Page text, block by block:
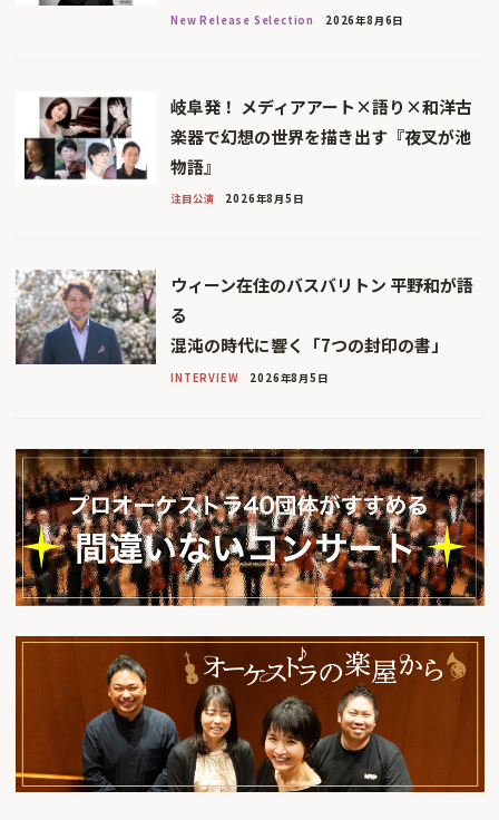
New Release Selection 2026年8月6日
岐阜発！ メディアアート×語り×和洋古
楽器で幻想の世界を描き出す『夜叉が池
物語』
注目公演 2026年8月5日
ウィーン在住のバスバリトン 平野和が語
る
混沌の時代に響く「7つの封印の書」
INTERVIEW 2026年8月5日